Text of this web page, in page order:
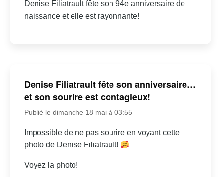
Denise Filiatrault fête son 94e anniversaire de
naissance et elle est rayonnante!
Denise Filiatrault fête son anniversaire…
et son sourire est contagieux!
Publié le dimanche 18 mai à 03:55
Impossible de ne pas sourire en voyant cette
photo de Denise Filiatrault!
Voyez la photo!